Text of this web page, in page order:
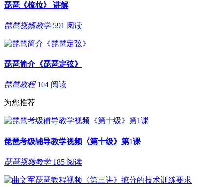
琵琶《梳妆》 讲解
琵琶视频教学 591 阅读
琵琶简介《琵琶定弦》
琵琶教程 104 阅读
为您推荐
琵琶考级辅导教学视频《第十级》第1课
琵琶视频教学 185 阅读